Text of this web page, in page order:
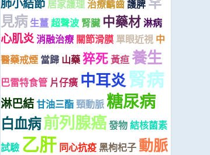
肺小結節 居家護理治療齲齒護脾
見病 生薑超聲波 腎臟 中藥材淋病
心肌炎消融治療 關節滑膜 單眼近視 中
醫藥戒煙 當歸 山藥猝死黃疸 養生
巴雷特食管 片仔癀 中耳炎腎病
淋巴結甘油三酯頸動脈糖尿病
白血病前列腺癌發物結核菌素
試驗 乙肝 同心抗疫 黑枸杞子 動脈